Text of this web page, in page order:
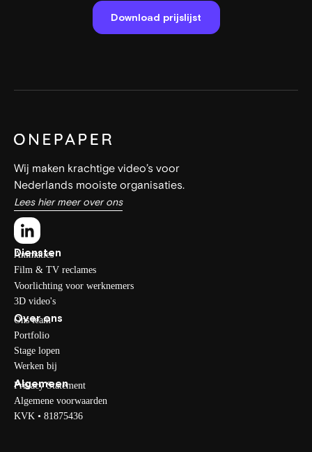
Download prijslijst
Wij maken krachtige video’s voor
Nederlands mooiste organisaties.
Lees hier meer over ons
Diensten
Animaties
Film & TV reclames
Voorlichting voor werknemers
3D video's
Over ons
Ons team
Portfolio
Stage lopen
Werken bij
Algemeen
Privacy Statement
Algemene voorwaarden
KVK • 81875436